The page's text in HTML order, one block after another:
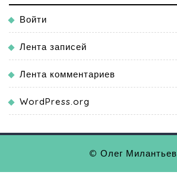
Войти
Лента записей
Лента комментариев
WordPress.org
© Олег Милантьев